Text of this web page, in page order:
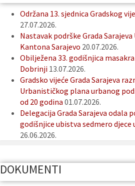
Održana 13. sjednica Gradskog
27.07.2026.
Nastavak podrške Grada
Kantona Sarajevo 20.07.2026.
Obilježena 33. godišnjica
Dobrinji 13.07.2026.
Gradsko vijeće Grada Sarajeva
Urbanističkog plana urbanog
od 20 godina 01.07.2026.
Delegacija Grada Sarajeva odala
godišnjice ubistva sedmero djece
26.06.2026.
DOKUMENTI